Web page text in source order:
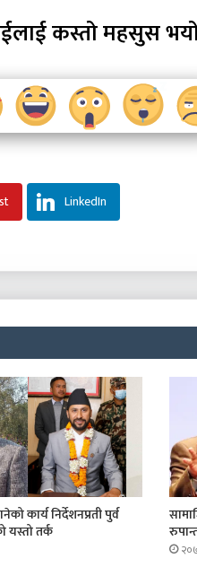
कस्तो महसुस
LinkedIn
कार्य निर्देशनप्रती पुर्व
यस्तो तर्क